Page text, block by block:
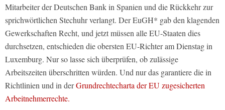
Mitarbeiter der Deutschen Bank in Spanien und die Rückkehr zur
sprichwörtlichen Stechuhr verlangt. Der EuGH* gab den klagenden
Gewerkschaften Recht, und jetzt müssen alle EU-Staaten dies
durchsetzen, entschieden die obersten EU-Richter am Dienstag in
Luxemburg. Nur so lasse sich überprüfen, ob zulässige
Arbeitszeiten überschritten würden. Und nur das garantiere die in
Richtlinien und in derGrundrechtecharta der EU zugesicherten
Arbeitnehmerrechte.